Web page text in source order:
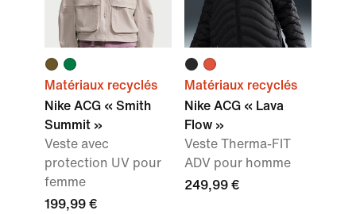
Matériaux recyclés
Nike ACG « Smith
Summit »
Veste avec
protection UV pour
femme
199,99 €
Matériaux recyclés
Nike ACG « Lava
Flow »
Veste Therma-FIT
ADV pour homme
249,99 €